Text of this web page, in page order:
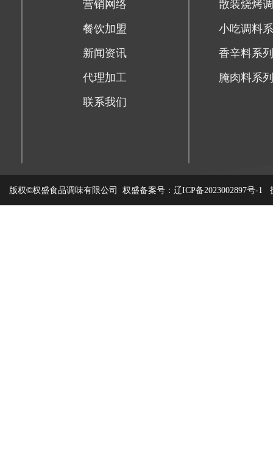
营销网络
餐饮加盟
新闻资讯
代理加工
联系我们
散装烧烤
小吃调料
香辛料系列
腌肉料系列
版权©权盛食品调味有限公司 权盛备案号： 辽ICP备2023002897号-1